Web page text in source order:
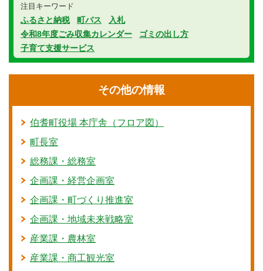
注目キーワード
ふるさと納税 町バス
入札
令和8年度ごみ収集カレンダー
ゴミの出し方
子育て支援サービス
その他の情報
伯耆町役場 本庁舎（フロア図）
町長室
総務課・総務室
企画課・経営企画室
企画課・町づくり推進室
企画課・地域未来戦略室
産業課・農林室
産業課・商工観光室